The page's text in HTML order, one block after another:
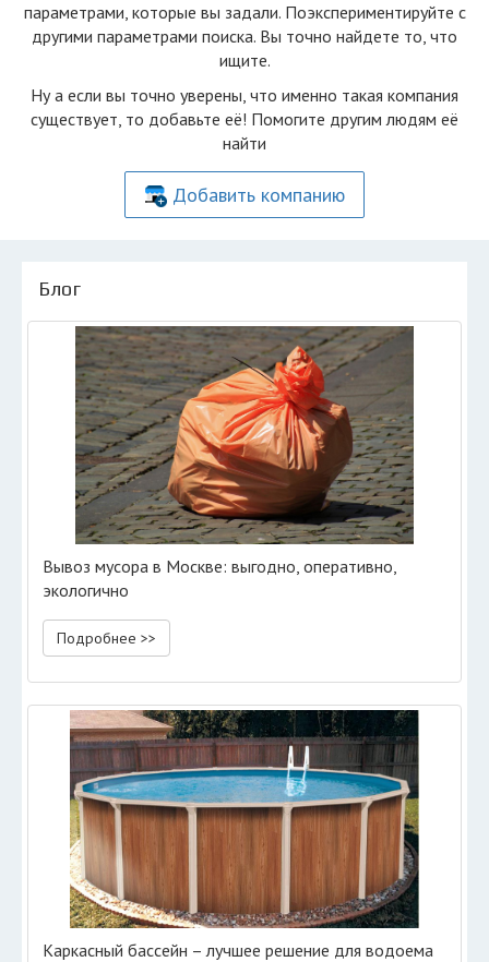
параметрами, которые вы задали. Поэкспериментируйте с
другими параметрами поиска. Вы точно найдете то, что
ищите.
Ну а если вы точно уверены, что именно такая компания
существует, то добавьте её! Помогите другим людям её
найти
Добавить компанию
Блог
Вывоз мусора в Москве: выгодно, оперативно,
экологично
Подробнее >>
Каркасный бассейн – лучшее решение для водоема